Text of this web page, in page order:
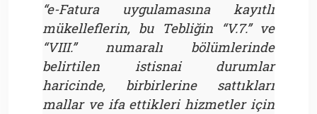
“e-Fatura uygulamasına kayıtlı
mükelleflerin, bu Tebliğin “V.7.” ve
“VIII.” numaralı bölümlerinde
belirtilen istisnai durumlar
haricinde, birbirlerine sattıkları
mallar ve ifa ettikleri hizmetler için